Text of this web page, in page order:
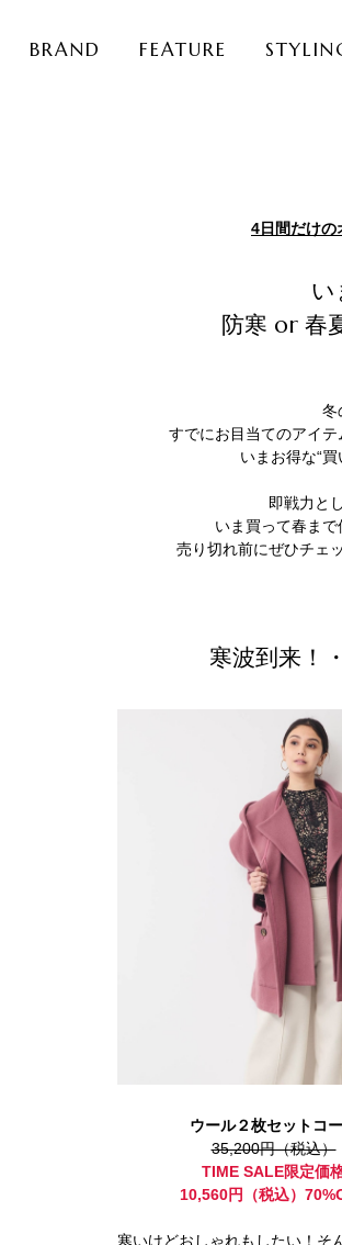
BRAND FEATURE
4日間だけ
い
防寒 or 春
冬
すでにお目当てのアイ
いまお得な“
即戦力と
いま買って春まで
売り切れ前にぜひチェ
寒波到来！
ウール２枚セットコ
35,200円（税込）
TIME SALE限定価
10,560円（税込）
寒いけどおしゃれもしたい！そ